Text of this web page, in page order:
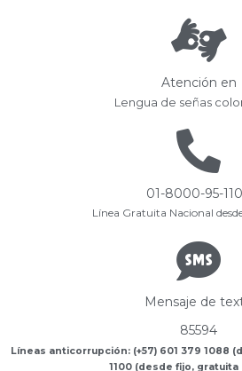
Atención en
Lengua de señas
01-8000-95-
Línea Gratuita Nacional
Mensaje de
85594
Líneas anticorrupción: (+57) 601 379 1088
1100 (desde fijo, gratuita